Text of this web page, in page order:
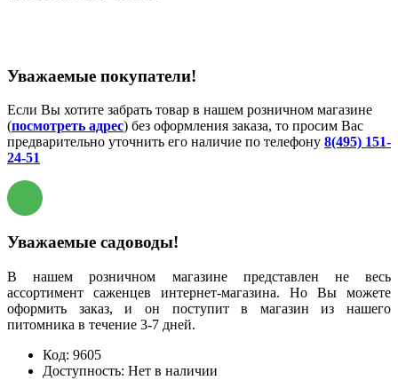
Уважаемые покупатели!
Если Вы хотите забрать товар в нашем розничном магазине
(посмотреть адрес) без оформления заказа, то просим Вас
предварительно уточнить его наличие по телефону 8(495) 151-
24-51
Уважаемые садоводы!
В нашем розничном магазине представлен не весь
ассортимент саженцев интернет-магазина. Но Вы можете
оформить заказ, и он поступит в магазин из нашего
питомника в течение 3-7 дней.
Код: 9605
Доступность: Нет в наличии